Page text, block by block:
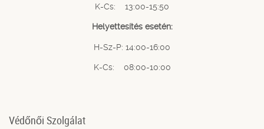
K-Cs: 13:00-15:50
Helyettesítés esetén:
H-Sz-P: 14:00-16:00
K-Cs: 08:00-10:00
Védőnői Szolgálat